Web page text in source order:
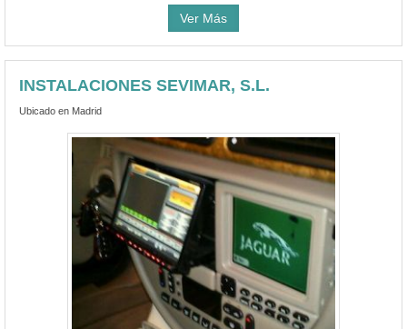
Ver Más
INSTALACIONES SEVIMAR, S.L.
Ubicado en Madrid